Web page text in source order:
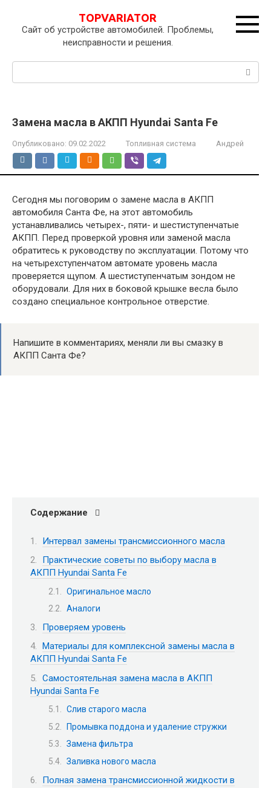
контенту
TOPVARIATOR
Сайт об устройстве автомобилей. Проблемы,
неисправности и решения.
Поиск:
Замена масла в АКПП Hyundai Santa Fe
Опубликовано: 09.02.2022 Топливная система Андрей
Сегодня мы поговорим о замене масла в АКПП
автомобиля Санта Фе, на этот автомобиль
устанавливались четырех-, пяти- и шестиступенчатые
АКПП. Перед проверкой уровня или заменой масла
обратитесь к руководству по эксплуатации. Потому что
на четырехступенчатом автомате уровень масла
проверяется щупом. А шестиступенчатым зондом не
оборудовали. Для них в боковой крышке весла было
создано специальное контрольное отверстие.
Напишите в комментариях, меняли ли вы смазку в
АКПП Санта Фе?
Содержание
Интервал замены трансмиссионного масла
Практические советы по выбору масла в
АКПП Hyundai Santa Fe
Оригинальное масло
Аналоги
Проверяем уровень
Материалы для комплексной замены масла в
АКПП Hyundai Santa Fe
Самостоятельная замена масла в АКПП
Hyundai Santa Fe
Слив старого масла
Промывка поддона и удаление стружки
Замена фильтра
Заливка нового масла
Полная замена трансмиссионной жидкости в